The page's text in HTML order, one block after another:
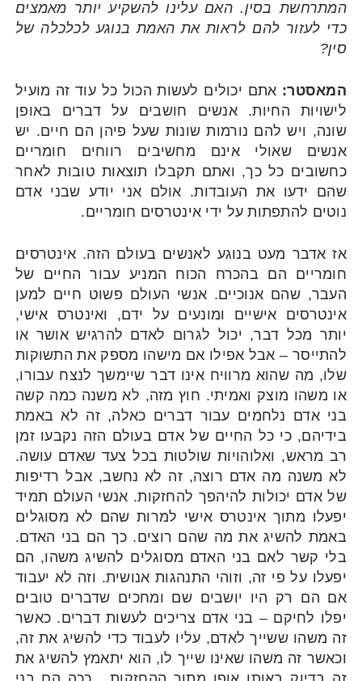
המתרחשת בסין. האם עלינו להשקיע יותר מאמצים
כדי לעזור להם לראות את האמת בנוגע לכלכלה של
סין?
המאסטר: אתם יכולים לעשות הכול כל עוד זה מועיל
לישויות החיות. אנשים חושבים על דברים באופן
שונה, ויש להם נורמות שונות שעל פיהן הם חיים. יש
אנשים שאולי אינם מחשיבים רווחים חומריים
כחשובים כל כך, ואתם תקבלו תוצאות טובות לאחר
שהם ידעו את העובדות. אולם אני יודע שבני אדם
נוטים להתפתות על ידי אינטרסים חומריים.
אז אדבר מעט בנוגע לאנשים בעולם הזה. אינטרסים
חומריים הם בהכרח הכוח המניע עבור החיים של
העבר, שהם אנוכיים. אנשי העולם פשוט חיים למען
אינטרסים אישיים ומונעים על ידם, ואינטרס אישי,
יותר מכל דבר, יכול לגרום לאדם להרגיש אושר או
להתייסר – אבל אפילו אם מישהו מספק את התשוקות
שלו, מה שהוא מרוויח אינו דבר שיימשך לנצח עבורו,
או משהו מוצק ואמיתי. חוץ מזה, לא משנה כמה קשה
בני אדם נלחמים עבור דברים כאלה, זה לא באמת
בידיהם, כי כל החיים של אדם בעולם הזה נקבעו זמן
רב מראש, ואלוהויות שולטות בכל צעד שאדם עושה.
לא משנה מה אדם רוצה, זה לא נחשב, אבל רדיפות
של אדם יכולות להיהפך להחזקות. אנשי העולם תמיד
יפעלו מתוך אינטרס אישי למרות שהם לא מסוגלים
באמת להשיג את מה שהם רוצים. כך הם בני האדם.
בלי קשר לאם בני האדם מסוגלים להשיג משהו, הם
יפעלו על פי זה, וזוהי התנהגות אנושית. וזה לא יעבוד
אם הם רק היו יושבים שם ומחכים שדברים טובים
יפלו לחיקם – בני אדם צריכים לעשות דברים. כאשר
זה משהו ששייך לאדם, עליו לעבוד כדי להשיג את זה,
וכאשר זה משהו שאינו שייך לו, הוא יתאמץ להשיג את